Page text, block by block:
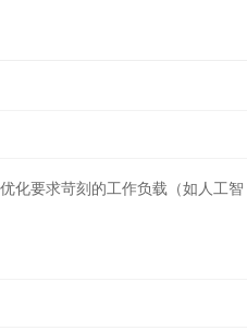
化要求苛刻的工作负载（如人工智